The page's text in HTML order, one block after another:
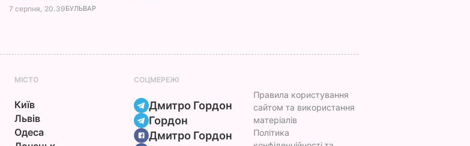
7 серпня, 20.39БУЛЬВАР
МІСТО
Київ
Львів
Одеса
СОЦМЕРЕЖІ
Дмитро Гордон
Гордон
Дмитро Гордон
Правила користування
сайтом та використання
матеріалів
Політика